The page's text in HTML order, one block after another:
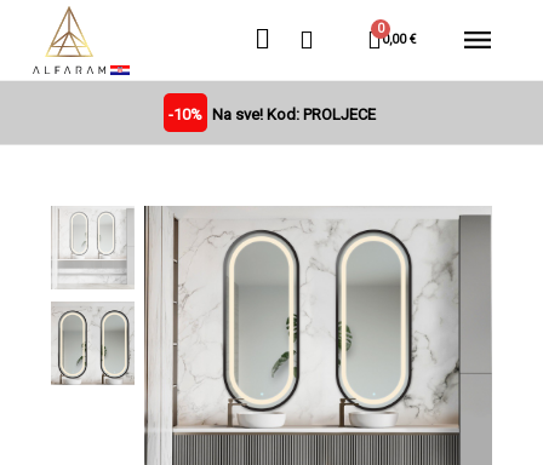
0,00 €
-10% Na sve! Kod: PROLJECE